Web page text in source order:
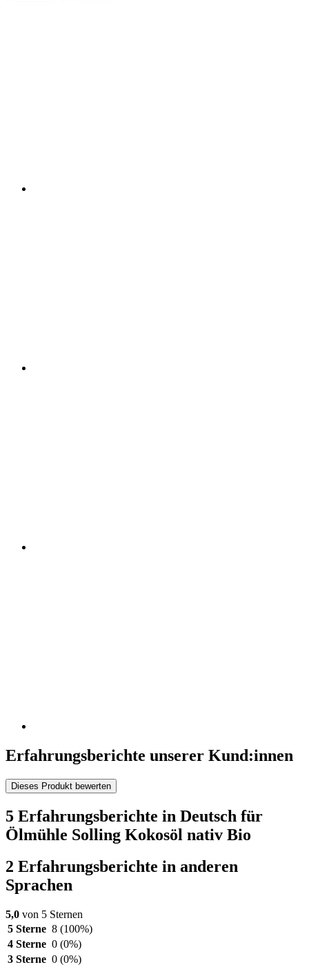
Erfahrungsberichte unserer Kund:innen
Dieses Produkt bewerten
5 Erfahrungsberichte in Deutsch für
Ölmühle Solling Kokosöl nativ Bio
2 Erfahrungsberichte in anderen
Sprachen
5,0 von 5 Sternen
5 Sterne 8 (100%)
4 Sterne 0 (0%)
3 Sterne 0 (0%)